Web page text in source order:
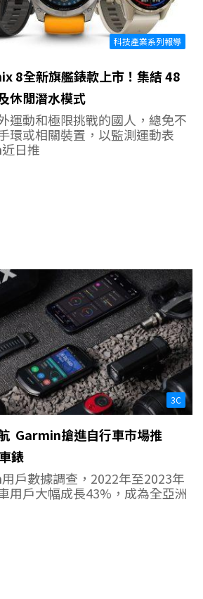
科技產業系列報導
8全新旗艦錶款上市！集結 48
休閒潛水模式
運動和極限挑戰的國人，總免不
環或相關裝置，以監測運動表
日推
3C
Garmin搶進自行車市場推
錶
戶數據調查，2022年至2023年
用戶大幅成長43%，成為全亞洲